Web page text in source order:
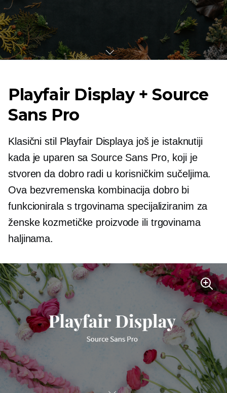
Playfair Display + Source
Sans Pro
Klasični stil Playfair Displaya još je istaknutiji
kada je uparen sa Source Sans Pro, koji je
stvoren da dobro radi u korisničkim sučeljima.
Ova bezvremenska kombinacija dobro bi
funkcionirala s trgovinama specijaliziranim za
ženske kozmetičke proizvode ili trgovinama
haljinama.